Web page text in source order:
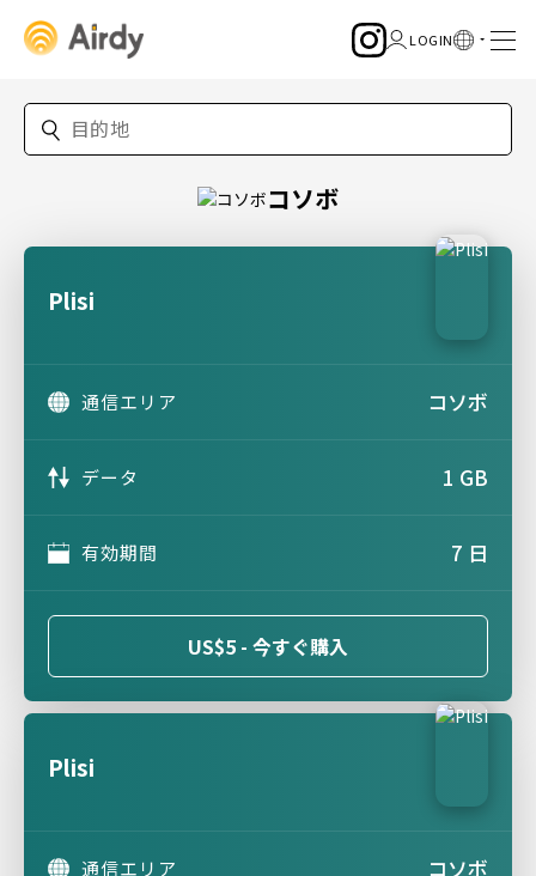
コソボ
Plisi
通信エリア コソボ
データ 1 GB
有効期間 7 日
US$5 - 今すぐ購入
Plisi
通信エリア コソボ